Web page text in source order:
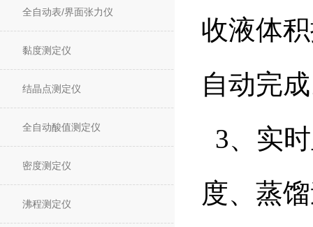
全自动表/界面张力仪
黏度测定仪
结晶点测定仪
全自动酸值测定仪
密度测定仪
沸程测定仪
收液体
自动完
3、实
度、蒸